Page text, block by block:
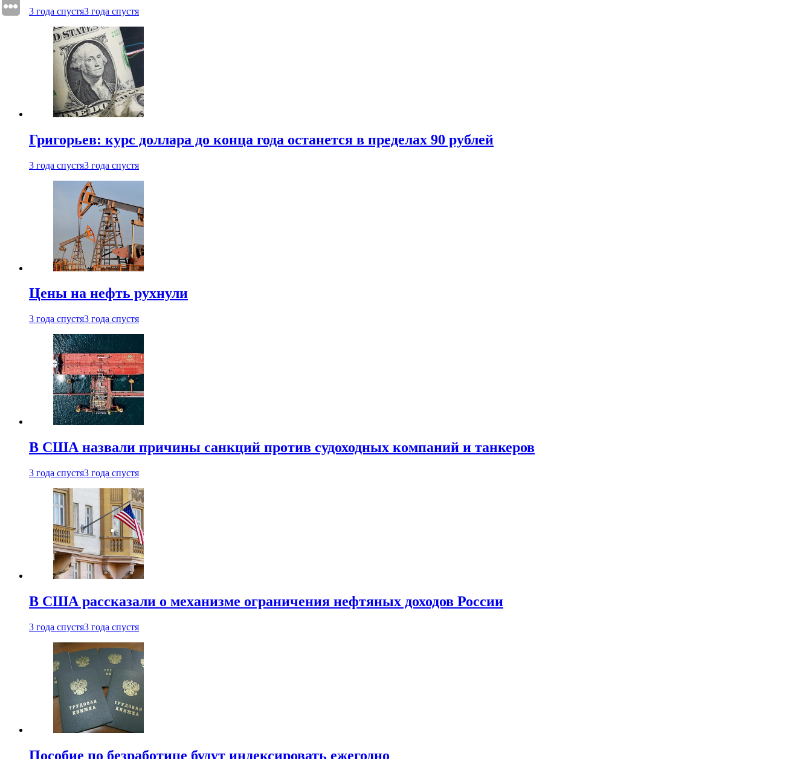
3 года спустя3 года спустя
Григорьев: курс доллара до конца года останется в пределах 90 рублей
3 года спустя3 года спустя
Цены на нефть рухнули
3 года спустя3 года спустя
В США назвали причины санкций против судоходных компаний и танкеров
3 года спустя3 года спустя
В США рассказали о механизме ограничения нефтяных доходов России
3 года спустя3 года спустя
Пособие по безработице будут индексировать ежегодно